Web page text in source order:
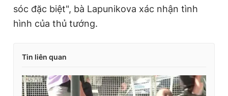
sóc đặc biệt", bà Lapunikova xác nhận tình
hình của thủ tướng.
Tin liên quan